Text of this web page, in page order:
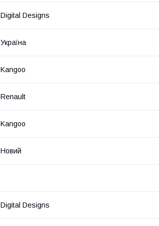
Digital Designs
Україна
Kangoo
Renault
Kangoo
Новий
Digital Designs